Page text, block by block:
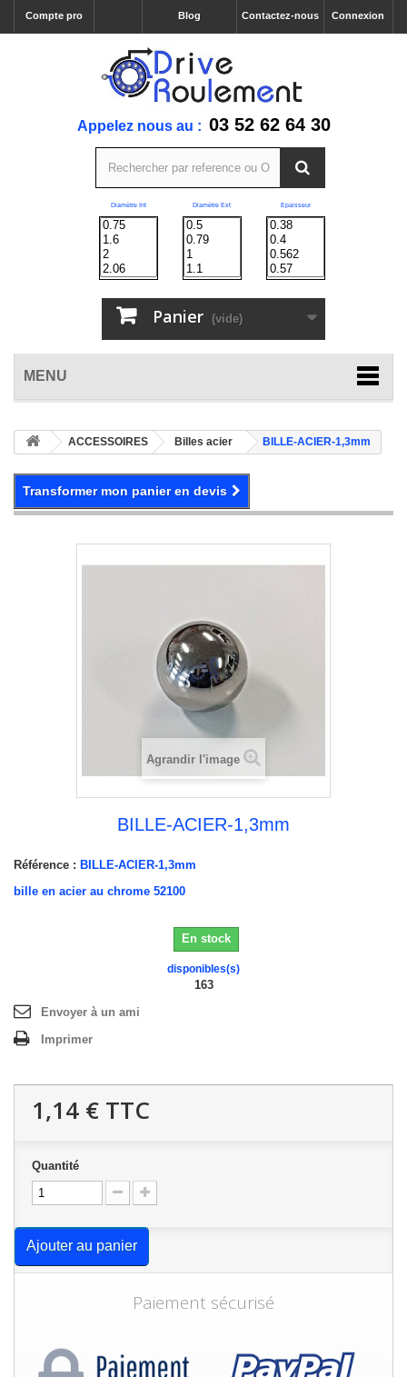
Compte pro Connexion
Contactez-nous
Blog
Appelez nous au : 03 52 62 64 30
Diamètre Int Diamètre Ext Epaisseur
Panier (vide)
MENU
ACCESSOIRES Billes acier BILLE-ACIER-1,3mm
Transformer mon panier en devis
Agrandir l'image
BILLE-ACIER-1,3mm
Référence : BILLE-ACIER-1,3mm
bille en acier au chrome 52100
En stock
disponibles(s)
163
Envoyer à un ami
Imprimer
1,14 € TTC
Quantité
Ajouter au panier
Paiement sécurisé